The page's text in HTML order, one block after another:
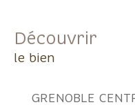
découvrir
le bien
GRENOBLE